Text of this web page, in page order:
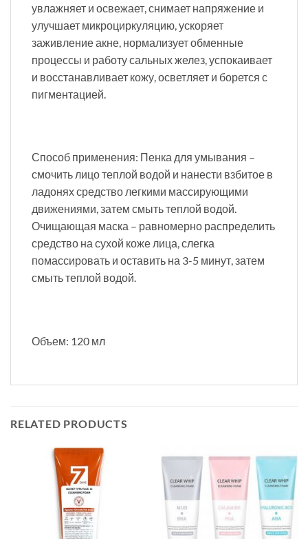
увлажняет и освежает, снимает напряжение и
улучшает микроциркуляцию, ускоряет
заживление акне, нормализует обменные
процессы и работу сальных желез, успокаивает
и восстанавливает кожу, осветляет и борется с
пигментацией.
Способ применения: Пенка для умывания –
смочить лицо теплой водой и нанести взбитое в
ладонях средство легкими массирующими
движениями, затем смыть теплой водой.
Очищающая маска – равномерно распределить
средство на сухой коже лица, слегка
помассировать и оставить на 3-5 минут, затем
смыть теплой водой.
Объем: 120 мл
RELATED PRODUCTS